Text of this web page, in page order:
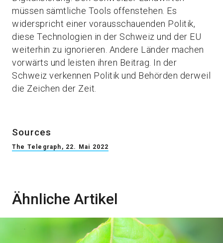
müssen sämtliche Tools offenstehen. Es
widerspricht einer vorausschauenden Politik,
diese Technologien in der Schweiz und der EU
weiterhin zu ignorieren. Andere Länder machen
vorwärts und leisten ihren Beitrag. In der
Schweiz verkennen Politik und Behörden derweil
die Zeichen der Zeit.
Sources
The Telegraph, 22. Mai 2022
Ähnliche Artikel